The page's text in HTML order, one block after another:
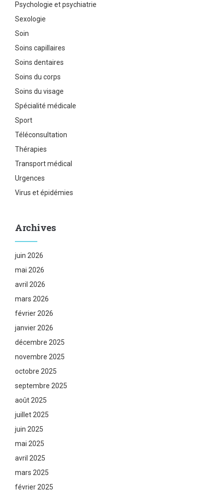
Psychologie et psychiatrie
Sexologie
Soin
Soins capillaires
Soins dentaires
Soins du corps
Soins du visage
Spécialité médicale
Sport
Téléconsultation
Thérapies
Transport médical
Urgences
Virus et épidémies
Archives
juin 2026
mai 2026
avril 2026
mars 2026
février 2026
janvier 2026
décembre 2025
novembre 2025
octobre 2025
septembre 2025
août 2025
juillet 2025
juin 2025
mai 2025
avril 2025
mars 2025
février 2025